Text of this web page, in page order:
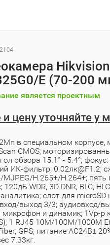
E (70-200
является проектным
цену уточняйте у
в специальном корпусе,
CMOS;
обзора 15.1° - 5.4°;
ИК-фильтр; 0.02лк@F1.2;
H.265+/H.264+; пять
WDR, 3D DNR, BLC,
слот для microSD
выход 3/3; аудиовход/
микрофон и динамик; 1Vp-p
1 RJ45 10M/100M/1000M
GPS; питание AC24В±
7.33кг.